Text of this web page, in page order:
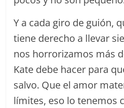
Y a cada giro de guión,
tiene derecho a llevar
nos horrorizamos más
Kate debe hacer para
salvo. Que el amor
límites, eso lo tenemos